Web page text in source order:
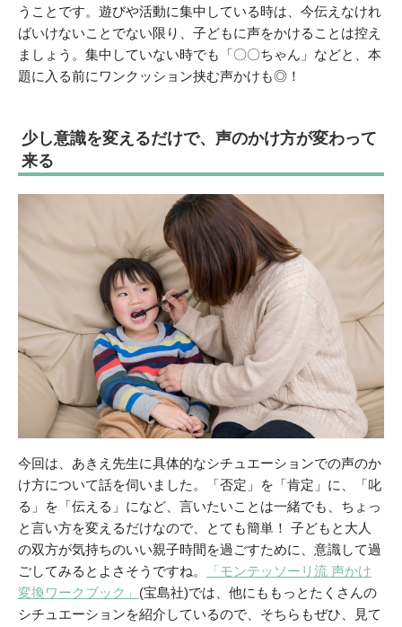
うことです。遊びや活動に集中している時は、今伝えなけれ
ばいけないことでない限り、子どもに声をかけることは控え
ましょう。集中していない時でも「〇〇ちゃん」などと、本
題に入る前にワンクッション挟む声かけも◎！
少し意識を変えるだけで、声のかけ方が変わって
来る
今回は、あきえ先生に具体的なシチュエーションでの声のか
け方について話を伺いました。「否定」を「肯定」に、「叱
る」を「伝える」になど、言いたいことは一緒でも、ちょっ
と言い方を変えるだけなので、とても簡単！ 子どもと大人
の双方が気持ちのいい親子時間を過ごすために、意識して過
ごしてみるとよさそうですね。
「モンテッソーリ流 声かけ
変換ワークブック」 (宝島社)では、他にももっとたくさんの
シチュエーションを紹介しているので、そちらもぜひ、見て